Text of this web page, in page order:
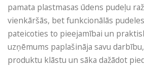
pamata plastmasas ūdens pudeļu
vienkāršās, bet funkcionālās
pateicoties to pieejamībai un
uzņēmums paplašināja savu
produktu klāstu un sāka dažādot